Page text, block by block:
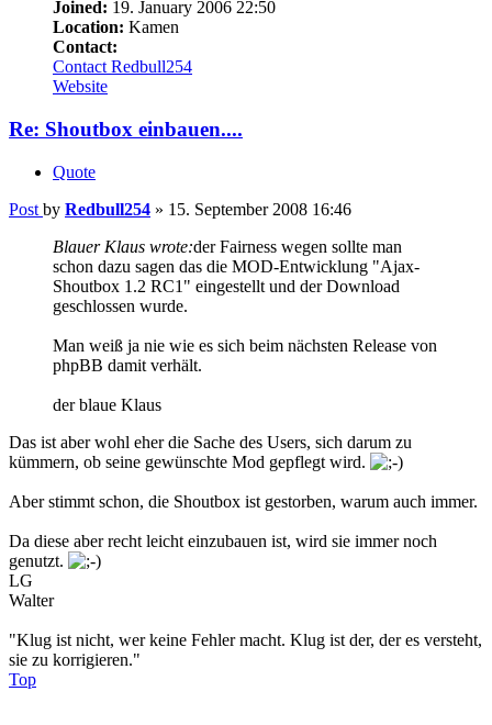
Joined: 19. January 2006 22:50
Location: Kamen
Contact:
Contact Redbull254
Website
Re: Shoutbox einbauen....
Quote
Post by Redbull254 » 15. September 2008 16:46
Blauer Klaus wrote:der Fairness wegen sollte man
schon dazu sagen das die MOD-Entwicklung "Ajax-
Shoutbox 1.2 RC1" eingestellt und der Download
geschlossen wurde.
Man weiß ja nie wie es sich beim nächsten Release von
phpBB damit verhält.
der blaue Klaus
Das ist aber wohl eher die Sache des Users, sich darum zu
kümmern, ob seine gewünschte Mod gepflegt wird.
Aber stimmt schon, die Shoutbox ist gestorben, warum auch immer.
Da diese aber recht leicht einzubauen ist, wird sie immer noch
genutzt.
LG
Walter
"Klug ist nicht, wer keine Fehler macht. Klug ist der, der es versteht,
sie zu korrigieren."
Top